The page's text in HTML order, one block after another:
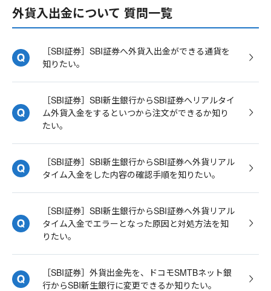
外貨入出金について 質問一覧
［SBI証券］SBI証券へ外貨入出金ができる通貨を
知りたい。
［SBI証券］SBI新生銀行からSBI証券へリアルタイ
ム外貨入金をするといつから注文ができるか知り
たい。
［SBI証券］SBI新生銀行からSBI証券へ外貨リアル
タイム入金をした内容の確認手順を知りたい。
［SBI証券］SBI新生銀行からSBI証券へ外貨リアル
タイム入金でエラーとなった原因と対処方法を知
りたい。
［SBI証券］外貨出金先を、ドコモSMTBネット銀
行からSBI新生銀行に変更できるか知りたい。